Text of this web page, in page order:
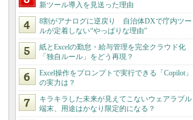
新ツール導入を見送った理由
8割がアナログに逆戻り 自治体DXで庁内ツー
ルが定着しない“やっぱりな理由”
紙とExcelの勤怠・給与管理を完全クラウド化
「独自ルール」をどう再現？
Excel操作をプロンプトで実行できる「Copilot」
の実力は？
キラキラした未来が見えてこないウェアラブル
端末、用途はかなり限定的になる？